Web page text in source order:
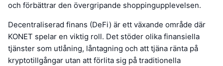
och förbättrar den övergripande shoppingupplevelsen.
Decentraliserad finans (DeFi) är ett växande område där
KONET spelar en viktig roll. Det stöder olika finansiella
tjänster som utlåning, låntagning och att tjäna ränta på
kryptotillgångar utan att förlita sig på traditionella